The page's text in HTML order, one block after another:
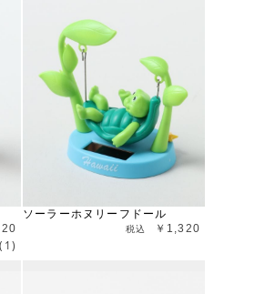
(1)
ソーラーホヌリーフドール
￥1,320